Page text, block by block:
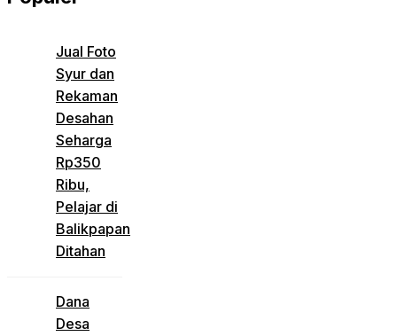
Jual Foto
Syur dan
Rekaman
Desahan
Seharga
Rp350
Ribu,
Pelajar di
Balikpapan
Ditahan
Dana
Desa